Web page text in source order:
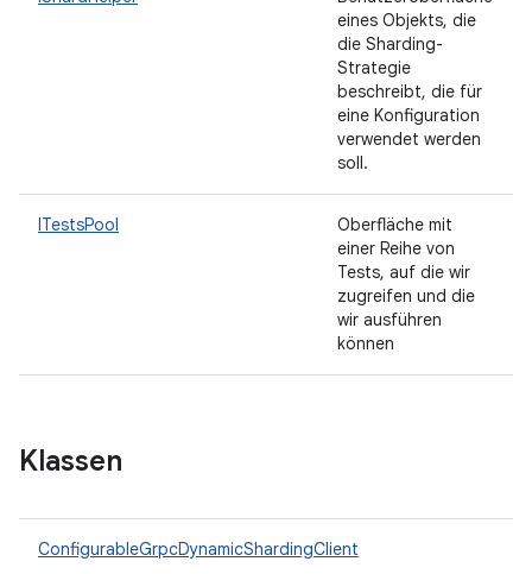
eines Objekts, die
die Sharding-
Strategie
beschreibt, die für
eine Konfiguration
verwendet werden
soll.
ITestsPool
Oberfläche mit
einer Reihe von
Tests, auf die wir
zugreifen und die
wir ausführen
können
Klassen
ConfigurableGrpcDynamicShardingClient